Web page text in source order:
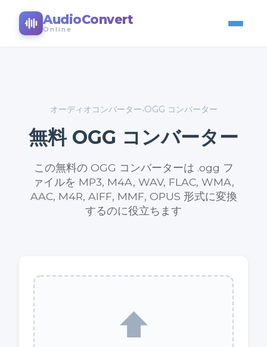
AudioConvert
Online
オーディオコンバーター•OGG コンバーター
無料 OGG コンバーター
この無料の OGG コンバーターは .ogg フ
ァイルを MP3, M4A, WAV, FLAC, WMA,
AAC, M4R, AIFF, MMF, OPUS 形式に変換
するのに役立ちます
⬆️